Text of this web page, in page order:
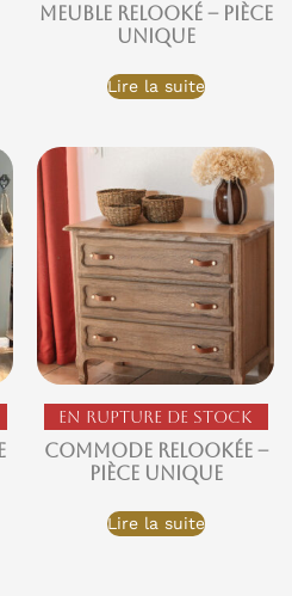
Meuble Relooké – Pièce
Unique
Lire la suite
En rupture de stock
Commode relookée –
Pièce unique
Lire la suite